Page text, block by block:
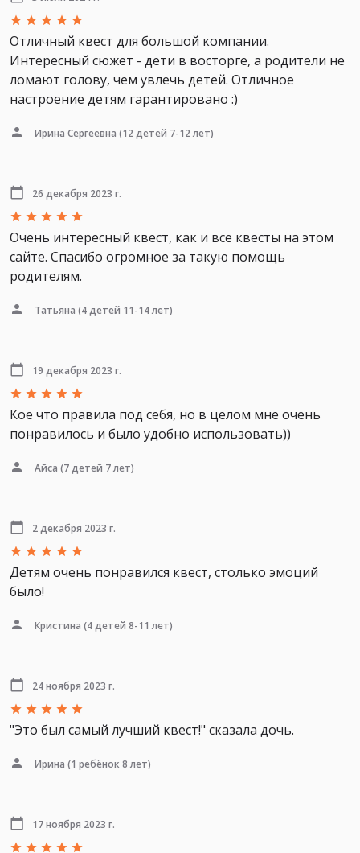
Отличный квест для большой компании.
Интересный сюжет - дети в восторге, а родители не
ломают голову, чем увлечь детей. Отличное
настроение детям гарантировано :)
Ирина Сергеевна (12 детей 7-12 лет)
26 декабря 2023 г.
Очень интересный квест, как и все квесты на этом
сайте. Спасибо огромное за такую помощь
родителям.
Татьяна (4 детей 11-14 лет)
19 декабря 2023 г.
Кое что правила под себя, но в целом мне очень
понравилось и было удобно использовать))
Айса (7 детей 7 лет)
2 декабря 2023 г.
Детям очень понравился квест, столько эмоций
было!
Кристина (4 детей 8-11 лет)
24 ноября 2023 г.
"Это был самый лучший квест!" сказала дочь.
Ирина (1 ребёнок 8 лет)
17 ноября 2023 г.